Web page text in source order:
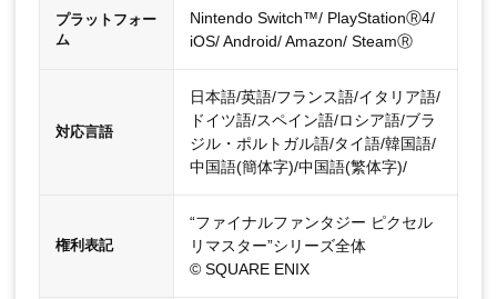
プラットフォー
ム
Nintendo Switch™/ PlayStationⓇ4/
iOS/ Android/ Amazon/ SteamⓇ
対応言語
日本語/英語/フランス語/イタリア語/
ドイツ語/スペイン語/ロシア語/ブラ
ジル・ポルトガル語/タイ語/韓国語/
中国語(簡体字)/中国語(繁体字)/
権利表記
“ファイナルファンタジー ピクセル
リマスター”シリーズ全体
© SQUARE ENIX